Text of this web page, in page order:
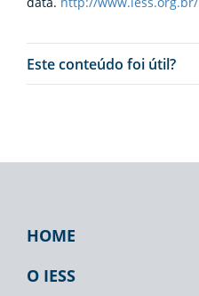
Este conteúdo foi útil?
Footer
IESS
HOME
O IESS
Footer
Biblioteca
Footer
Espaço